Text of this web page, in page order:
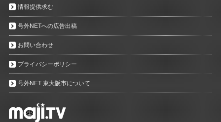
情報提供求む
号外NETへの広告出稿
お問い合わせ
プライバシーポリシー
号外NET 東大阪市について